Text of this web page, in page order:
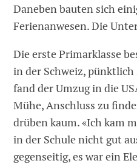
Daneben bauten sich
Ferienanwesen. Die
Die erste Primarklasse
in der Schweiz, pünktlich
fand der Umzug in die
Mühe, Anschluss zu
drüben kaum. «Ich kam
in der Schule nicht gut
gegenseitig, es war ein